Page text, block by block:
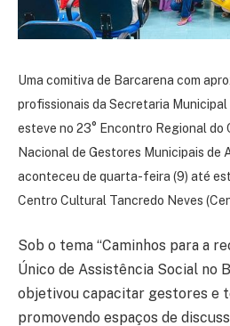
Uma comitiva de Barcarena com
profissionais da Secretaria
esteve no 23° Encontro Regional do
Nacional de Gestores Municipais de
aconteceu de quarta-feira (9) até
Centro Cultural Tancredo Neves
Sob o tema “Caminhos para a
Único de Assistência Social no
objetivou capacitar gestores e
promovendo espaços de